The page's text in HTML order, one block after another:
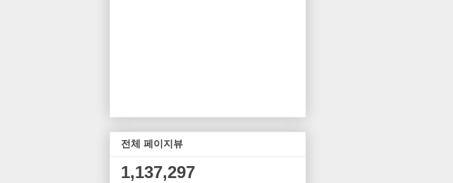
전체 페이지뷰
1,137,297